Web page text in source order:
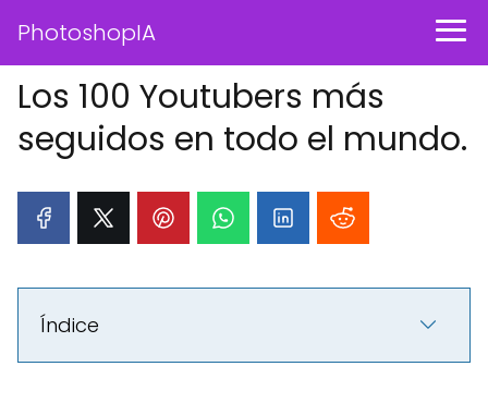
PhotoshopIA
Los 100 Youtubers más
seguidos en todo el mundo.
Índice